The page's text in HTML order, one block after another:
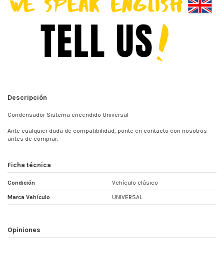
Descripción
Condensador Sistema encendido Universal
Ante cualquier duda de compatibilidad, ponte en contacto con nosotros
antes de comprar.
Ficha técnica
Condición Vehículo clásico
Marca Vehículo UNIVERSAL
Opiniones